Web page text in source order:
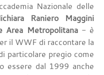
Nazionale delle
Raniero Maggini
Area Metropolitana- è
il WWF di raccontare la
particolare pregio come
essere dal 1999 anche